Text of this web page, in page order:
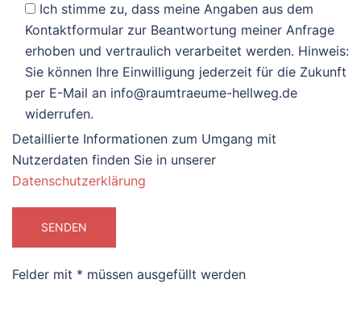
Ich stimme zu, dass meine Angaben aus dem
Kontaktformular zur Beantwortung meiner Anfrage
erhoben und vertraulich verarbeitet werden. Hinweis:
Sie können Ihre Einwilligung jederzeit für die Zukunft
per E-Mail an info@raumtraeume-hellweg.de
widerrufen.
Detaillierte Informationen zum Umgang mit
Nutzerdaten finden Sie in unserer
Datenschutzerklärung
Felder mit * müssen ausgefüllt werden